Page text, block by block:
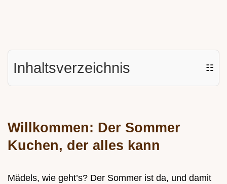
Inhaltsverzeichnis ☷
Willkommen: Der Sommer
Kuchen, der alles kann
Mädels, wie geht’s? Der Sommer ist da, und damit